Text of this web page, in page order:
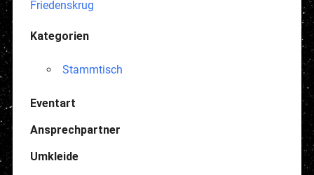
Friedenskrug
Kategorien
Stammtisch
Eventart
Ansprechpartner
Umkleide